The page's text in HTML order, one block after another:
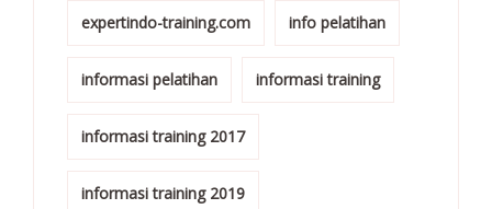
expertindo-training.com info pelatihan
informasi pelatihan informasi training
informasi training 2017
informasi training 2019